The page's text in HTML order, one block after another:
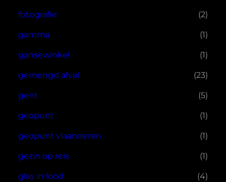
fotografie (2)
gamma (1)
gansewinkel (1)
gemengd afval (23)
gent (5)
geopunt (1)
geopunt vlaanderen (1)
gezin op reis (1)
glas in lood (4)